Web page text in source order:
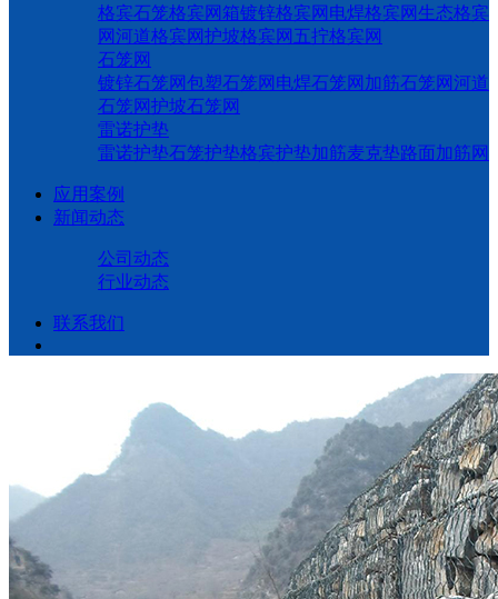
格宾石笼格宾网箱镀锌格宾网 电焊格宾网生态格宾
网河道格宾网护坡格宾网 五拧格宾网
石笼网
镀锌石笼网包塑石笼网 电焊石笼网 加筋石笼网河道
石笼网护坡石笼网
雷诺护垫
雷诺护垫石笼护垫格宾护垫加筋麦克垫路面加筋网
应用案例
新闻动态
公司动态
行业动态
联系我们